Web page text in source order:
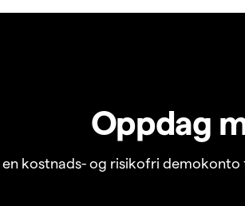
Oppdag
en kostnads- og risikofri